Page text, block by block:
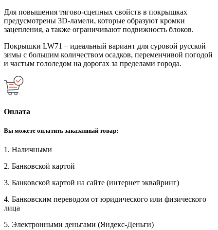
Для повышения тягово-сцепных свойств в покрышках
предусмотрены 3D-ламели, которые образуют кромки
зацепления, а также ограничивают подвижность блоков.
Покрышки LW71 – идеальный вариант для суровой русской
зимы с большим количеством осадков, переменчивой погодой
и частым гололедом на дорогах за пределами города.
Оплата
Вы можете оплатить заказанный товар:
1. Наличными
2. Банковской картой
3. Банковской картой на сайте (интернет эквайринг)
4. Банковским переводом от юридического или физического
лица
5. Электронными деньгами (Яндекс-Деньги)